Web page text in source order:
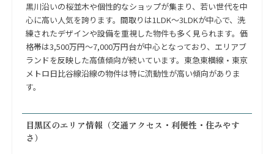
黒川沿いの桜並木や個性的なショップが集まり、若い世代を中
心に高い人気を誇ります。間取りは1LDK〜3LDKが中心で、洗
練されたデザインや設備を重視した物件も多く見られます。価
格帯は3,500万円〜7,000万円台が中心となっており、エリアブ
ランドを反映した高値傾向が続いています。東急東横線・東京
メトロ日比谷線沿線の物件は特に流動性が高い傾向がありま
す。
目黒区のエリア情報（交通アクセス・利便性・住みやす
さ）